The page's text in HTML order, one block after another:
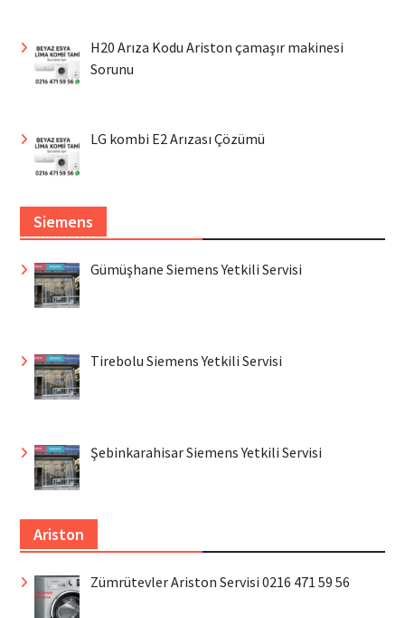
H20 Arıza Kodu Ariston çamaşır makinesi
Sorunu
LG kombi E2 Arızası Çözümü
Siemens
Gümüşhane Siemens Yetkili Servisi
Tirebolu Siemens Yetkili Servisi
Şebinkarahisar Siemens Yetkili Servisi
Ariston
Zümrütevler Ariston Servisi 0216 471 59 56